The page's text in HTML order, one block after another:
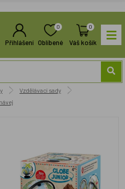
Přihlášení
0
Oblíbené
0
Váš košík
Vzdělávací sady